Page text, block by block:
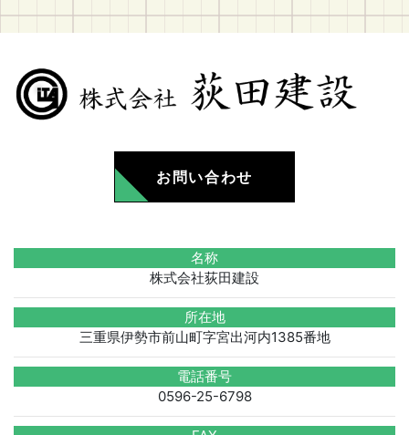
お問い合わせ
名称
株式会社荻田建設
所在地
三重県伊勢市前山町字宮出河内1385番地
電話番号
0596-25-6798